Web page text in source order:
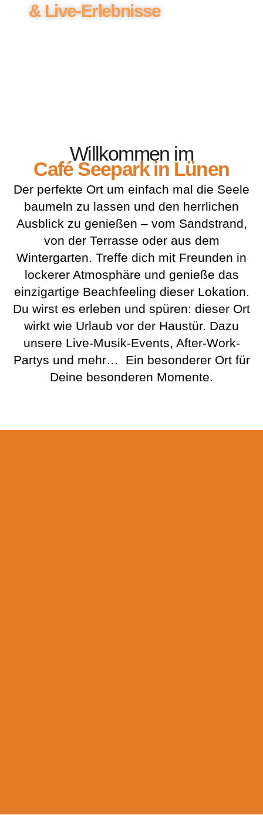
& Live-Erlebnisse
Willkommen im
Café Seepark in Lünen
Der perfekte Ort um einfach mal die Seele
baumeln zu lassen und den herrlichen
Ausblick zu genießen – vom Sandstrand,
von der Terrasse oder aus dem
Wintergarten. Treffe dich mit Freunden in
lockerer Atmosphäre und genieße das
einzigartige Beachfeeling dieser Lokation.
Du wirst es erleben und spüren: dieser Ort
wirkt wie Urlaub vor der Haustür. Dazu
unsere Live-Musik-Events, After-Work-
Partys und mehr… Ein besonderer Ort für
Deine besonderen Momente.